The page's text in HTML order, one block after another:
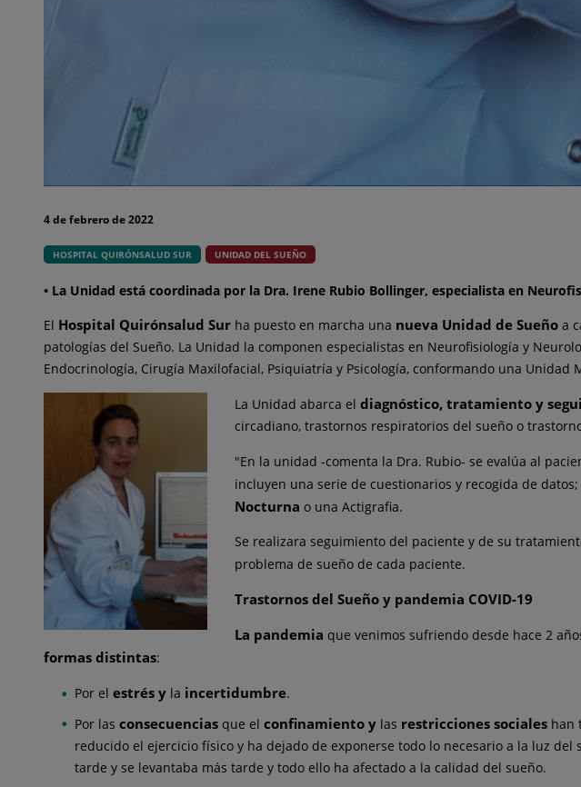
4 de febrero de 2022
HOSPITAL QUIRÓNSALUD SUR UNIDAD DEL SUEÑO
• La Unidad está coordinada por la Dra. Irene Rubio Bollinger, especialista en
El Hospital Quirónsalud Sur ha puesto en marcha una nueva Unidad de Sueño a
patologías del Sueño. La Unidad la componen especialistas en Neurofisiología y
Endocrinología, Cirugía Maxilofacial, Psiquiatría y Psicología, conformando una
La Unidad abarca el diagnóstico, tratamiento y
circadiano, trastornos respiratorios del sueño o
"En la unidad -comenta la Dra. Rubio- se evalúa al
incluyen una serie de cuestionarios y recogida de
Nocturna o una Actigrafia.
Se realizara seguimiento del paciente y de su
problema de sueño de cada paciente.
Trastornos del Sueño y pandemia COVID-19
La pandemia que venimos sufriendo desde hace 2
formas distintas:
Por el estrés yla incertidumbre.
Por las consecuenciasque el confinamiento ylas restricciones socialeshan
reducido el ejercicio físico y ha dejado de exponerse todo lo necesario a la luz
tarde y se levantaba más tarde y todo ello ha afectado a la calidad del sueño.